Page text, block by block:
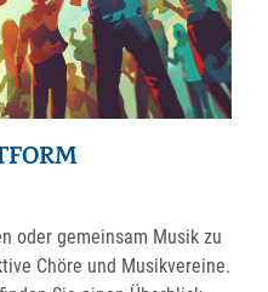
oder gemeinsam Musik zu
Chöre und Musikvereine.